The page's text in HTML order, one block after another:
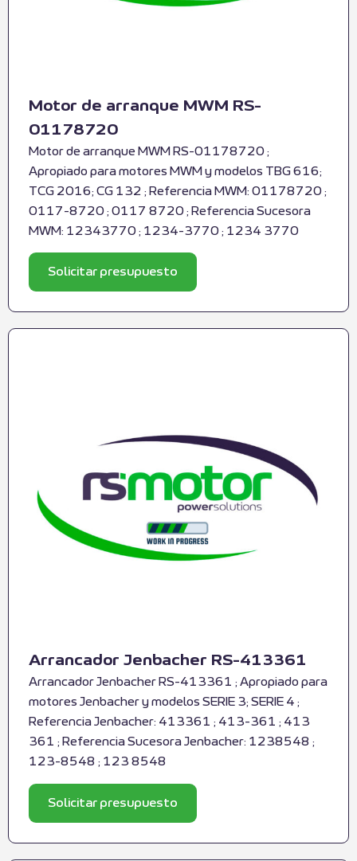
Motor de arranque MWM RS-
01178720
Motor de arranque MWM RS-01178720 ;
Apropiado para motores MWM y modelos TBG 616;
TCG 2016; CG 132 ; Referencia MWM: 01178720 ;
0117-8720 ; 0117 8720 ; Referencia Sucesora
MWM: 12343770 ; 1234-3770 ; 1234 3770
Solicitar presupuesto
Arrancador Jenbacher RS-413361
Arrancador Jenbacher RS-413361 ; Apropiado para
motores Jenbacher y modelos SERIE 3; SERIE 4 ;
Referencia Jenbacher: 413361 ; 413-361 ; 413
361 ; Referencia Sucesora Jenbacher: 1238548 ;
123-8548 ; 123 8548
Solicitar presupuesto